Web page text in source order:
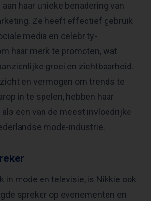
haar unieke benadering van
Ze heeft effectief gebruik
media en celebrity-
haar merk te promoten, wat
groei en zichtbaarheid.
en vermogen om trends te
in te spelen, hebben haar
een van de meest invloedrijke
mode-industrie.
in mode en televisie, is Nikkie ook
spreker op evenementen en